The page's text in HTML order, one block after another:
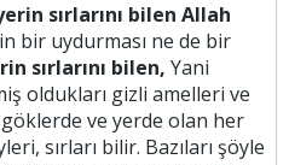
sırlarını bilen Allah
bir uydurması ne de bir
sırlarını bilen, Yani
oldukları gizli amelleri ve
göklerde ve yerde olan her
sırları bilir. Bazıları şöyle